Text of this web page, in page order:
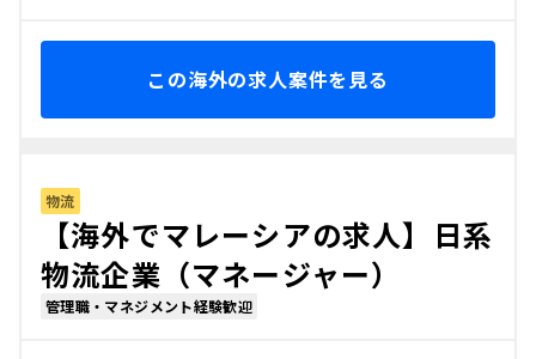
この海外の求人案件を見る
物流
【海外でマレーシアの求人】日系
物流企業（マネージャー）
管理職・マネジメント経験歓迎